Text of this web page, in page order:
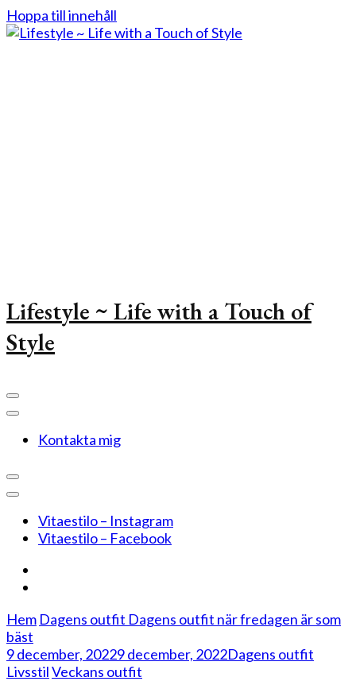
Hoppa till innehåll
Lifestyle ~ Life with a Touch of
Style
Kontakta mig
Vitaestilo – Instagram
Vitaestilo – Facebook
Hem Dagens outfit Dagens outfit när fredagen är som
bäst
9 december, 20229 december, 2022Dagens outfit
LivsstilVeckans outfit